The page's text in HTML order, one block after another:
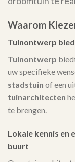
Waarom
Tuinontwerp
Tuinontwerp
uw specifieke
stadstuin of een
tuinarchitecten
te brengen.
Lokale kennis en
buurt